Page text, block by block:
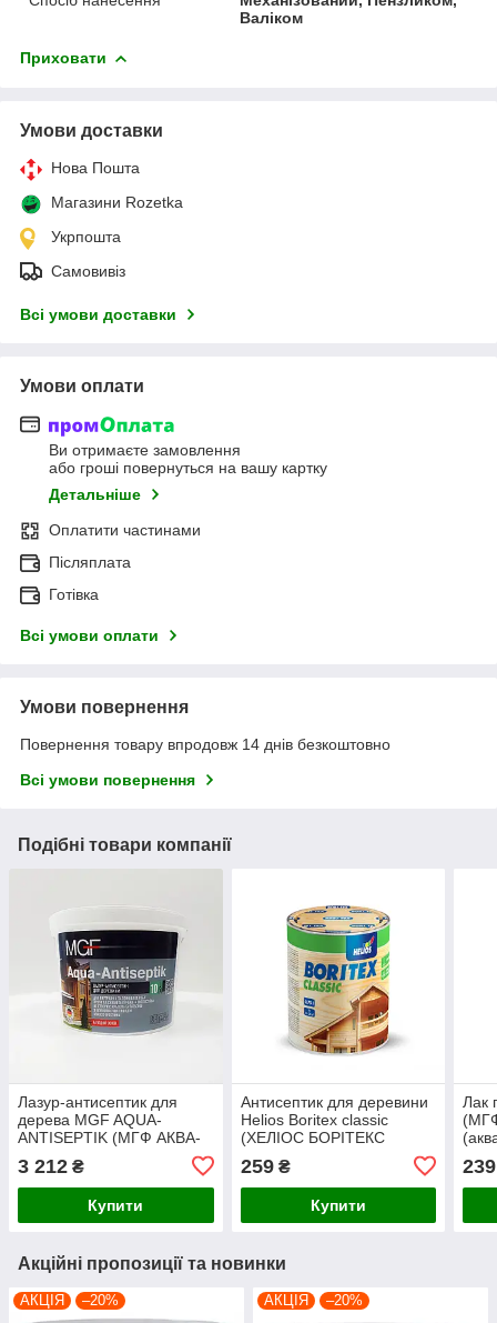
Валіком
Приховати
Умови доставки
Нова Пошта
Магазини Rozetka
Укрпошта
Самовивіз
Всі умови доставки
Умови оплати
Ви отримаєте замовлення
або гроші повернуться на вашу картку
Детальніше
Оплатити частинами
Післяплата
Готівка
Всі умови оплати
Умови повернення
Повернення товару впродовж 14 днів безкоштовно
Всі умови повернення
Подібні товари компанії
Лазур-антисептик для
дерева MGF AQUA-
ANTISEPTIK (МГФ АКВА-
АНТИСЕПТИК) 10л білий
3 212 ₴
Купити
Антисептик для деревини
Helios Boritex classic
(ХЕЛІОС БОРІТЕКС
КЛАСІК) 0,75л безколірний
259₴
Купити
Лак
239
Акційні пропозиції та новинки
АКЦІЯ –20% АКЦІЯ –20%